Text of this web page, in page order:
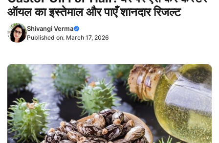
ऑयल का इस्तेमाल और पाएँ शानदार रिजल्ट
Shivangi Verma
Published on: March 17, 2026